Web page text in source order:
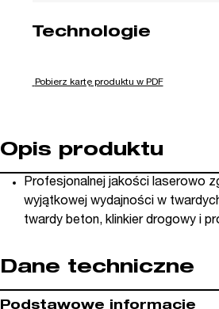
Technologie
Pobierz kartę produktu w PDF
Opis produktu
Profesjonalnej jakości laserowo
wyjątkowej wydajności w
twardy beton, klinkier drogowy i
Dane techniczne
Podstawowe informacje